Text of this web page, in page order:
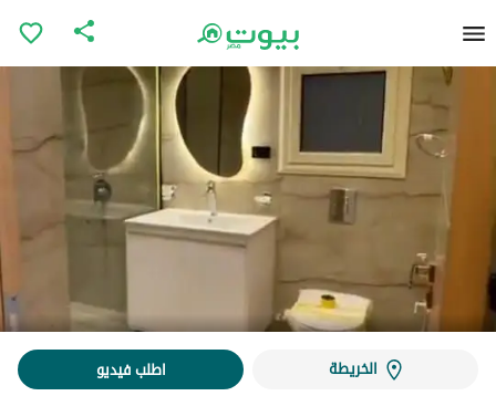
الخريطة اطلب فيديو